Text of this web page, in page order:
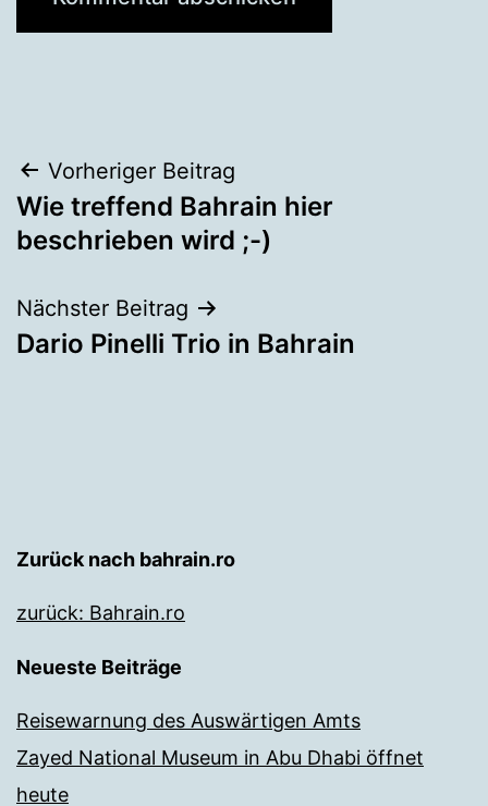
Beitragsnavigation
Vorheriger Beitrag
Wie treffend Bahrain hier
beschrieben wird ;-)
Nächster Beitrag
Dario Pinelli Trio in Bahrain
Zurück nach bahrain.ro
zurück: Bahrain.ro
Neueste Beiträge
Reisewarnung des Auswärtigen Amts
Zayed National Museum in Abu Dhabi öffnet
heute